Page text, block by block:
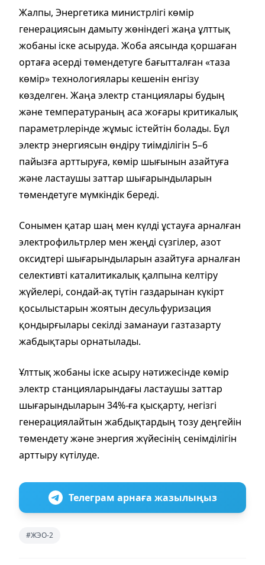
Жалпы, Энергетика министрлігі көмір
генерациясын дамыту жөніндегі жаңа ұлттық
жобаны іске асыруда. Жоба аясында қоршаған
ортаға әсерді төмендетуге бағытталған «таза
көмір» технологиялары кешенін енгізу
көзделген. Жаңа электр станциялары будың
және температураның аса жоғары критикалық
параметрлерінде жұмыс істейтін болады. Бұл
электр энергиясын өндіру тиімділігін 5–6
пайызға арттыруға, көмір шығынын азайтуға
және ластаушы заттар шығарындыларын
төмендетуге мүмкіндік береді.
Сонымен қатар шаң мен күлді ұстауға арналған
электрофильтрлер мен жеңді сүзгілер, азот
оксидтері шығарындыларын азайтуға арналған
селективті каталитикалық қалпына келтіру
жүйелері, сондай-ақ түтін газдарынан күкірт
қосылыстарын жоятын десульфуризация
қондырғылары секілді заманауи газтазарту
жабдықтары орнатылады.
Ұлттық жобаны іске асыру нәтижесінде көмір
электр станцияларындағы ластаушы заттар
шығарындыларын 34%-ға қысқарту, негізгі
генерациялайтын жабдықтардың тозу деңгейін
төмендету және энергия жүйесінің сенімділігін
арттыру күтілуде.
Телеграм арнаға жазылыңыз
#ЖЭО-2